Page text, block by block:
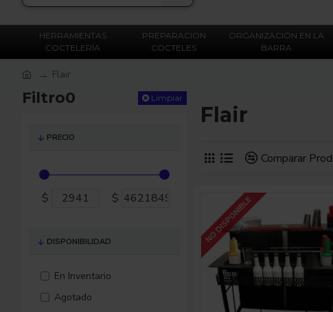
HERRAMIENTAS
COCTELERÍA
PREPARACION
COCTELES
ORGANIZACIÓN EN LA
BARRA
Flair
Filtro0 Limpiar
PRECIO
$ $
DISPONIBILIDAD
En Inventario
Agotado
Flair
Comparar
NO DISPONIBLE